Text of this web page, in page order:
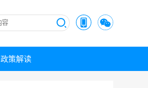
政策解读